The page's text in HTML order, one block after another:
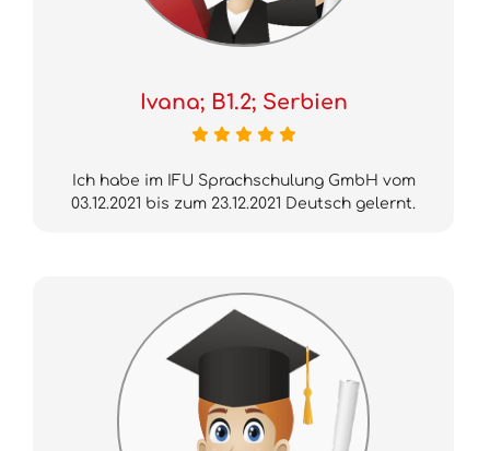
Ivana; B1.2; Serbien
Ich habe im IFU Sprachschulung GmbH vom
03.12.2021 bis zum 23.12.2021 Deutsch gelernt.